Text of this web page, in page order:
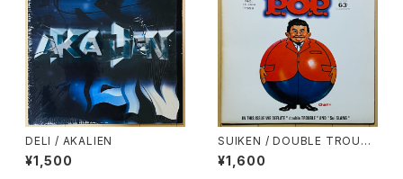
DELI / AKALIEN
¥1,500
SUIKEN / DOUBLE TROUBL
E
¥1,600